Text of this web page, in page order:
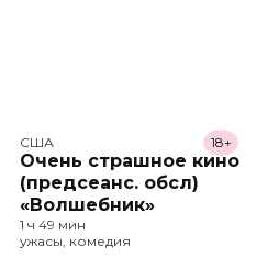
США
Очень страшное кино
(предсеанс. обсл)
«Волшебник»
18+
1 ч 49 мин
ужасы, комедия